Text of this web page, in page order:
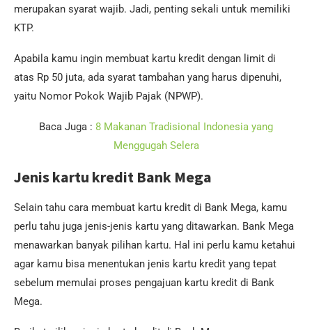
merupakan syarat wajib. Jadi, penting sekali untuk memiliki
KTP.
Apabila kamu ingin membuat kartu kredit dengan limit di
atas Rp 50 juta, ada syarat tambahan yang harus dipenuhi,
yaitu Nomor Pokok Wajib Pajak (NPWP).
Baca Juga : 8 Makanan Tradisional Indonesia yang
Menggugah Selera
Jenis kartu kredit Bank Mega
Selain tahu cara membuat kartu kredit di Bank Mega, kamu
perlu tahu juga jenis-jenis kartu yang ditawarkan. Bank Mega
menawarkan banyak pilihan kartu. Hal ini perlu kamu ketahui
agar kamu bisa menentukan jenis kartu kredit yang tepat
sebelum memulai proses pengajuan kartu kredit di Bank
Mega.